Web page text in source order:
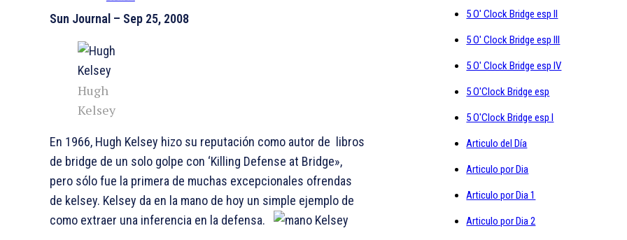
Sun Journal – Sep 25, 2008
Hugh
Kelsey
En 1966, Hugh Kelsey hizo su reputación como autor de libros
de bridge de un solo golpe con ‘Killing Defense at Bridge»,
pero sólo fue la primera de muchas excepcionales ofrendas
de kelsey. Kelsey da en la mano de hoy un simple ejemplo de
como extraer una inferencia en la defensa.
5 O' Clock Bridge esp II
5 O' Clock Bridge esp III
5 O' Clock Bridge esp IV
5 O'Clock Bridge esp
5 O'Clock Bridge esp I
Articulo del Día
Articulo por Dia
Articulo por Dia 1
Articulo por Dia 2